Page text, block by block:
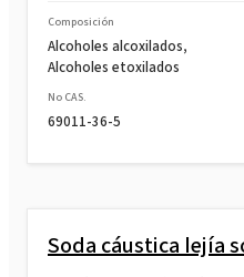
Composición
Alcoholes alcoxilados,
Alcoholes etoxilados
No CAS.
69011-36-5
Soda cáustica lejía